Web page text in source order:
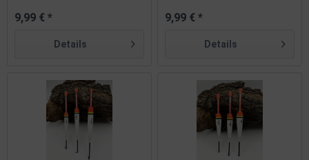
9,99 € *
Details
9,99 € *
Details